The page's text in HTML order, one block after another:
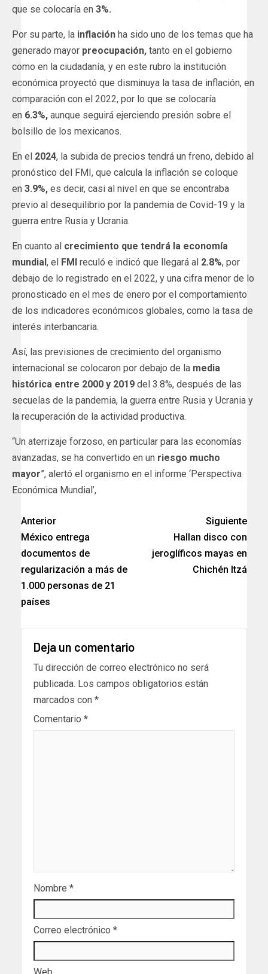
que se colocaría en 3%.
Por su parte, la inflación ha sido uno de los temas que ha
generado mayor preocupación, tanto en el gobierno
como en la ciudadanía, y en este rubro la institución
económica proyectó que disminuya la tasa de inflación, en
comparación con el 2022, por lo que se colocaría
en 6.3%, aunque seguirá ejerciendo presión sobre el
bolsillo de los mexicanos.
En el 2024, la subida de precios tendrá un freno, debido al
pronóstico del FMI, que calcula la inflación se coloque
en 3.9%, es decir, casi al nivel en que se encontraba
previo al desequilibrio por la pandemia de Covid-19 y la
guerra entre Rusia y Ucrania.
En cuanto al crecimiento que tendrá la economía
mundial, el FMI reculó e indicó que llegará al 2.8%, por
debajo de lo registrado en el 2022, y una cifra menor de lo
pronosticado en el mes de enero por el comportamiento
de los indicadores económicos globales, como la tasa de
interés interbancaria.
Así, las previsiones de crecimiento del organismo
internacional se colocaron por debajo de la media
histórica entre 2000 y 2019 del 3.8%, después de las
secuelas de la pandemia, la guerra entre Rusia y Ucrania y
la recuperación de la actividad productiva.
“Un aterrizaje forzoso, en particular para las economías
avanzadas, se ha convertido en un riesgo mucho
mayor”, alertó el organismo en el informe ‘Perspectiva
Económica Mundial’,
Anterior
México entrega
documentos de
regularización a más de
1.000 personas de 21
países
Siguiente
Hallan disco con
jeroglíficos mayas en
Chichén Itzá
Deja un comentario
Tu dirección de correo electrónico no será
publicada. Los campos obligatorios están
marcados con *
Comentario *
Nombre *
Correo electrónico *